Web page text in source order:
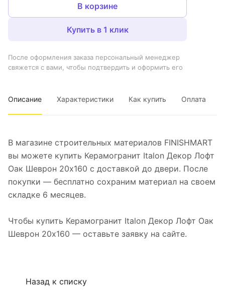
В корзине
Купить в 1 клик
После оформления заказа персональный менеджер
свяжется с вами, чтобы подтвердить и оформить его
Описание Характеристики Как купить Оплата
В магазине строительных материалов FINISHMART
вы можете купить Керамогранит Italon Декор Лофт
Оак Шеврон 20х160 с доставкой до двери. После
покупки — бесплатно сохраним материал на своем
складке 6 месяцев.
Чтобы купить Керамогранит Italon Декор Лофт Оак
Шеврон 20х160 — оставьте заявку на сайте.
Назад к списку